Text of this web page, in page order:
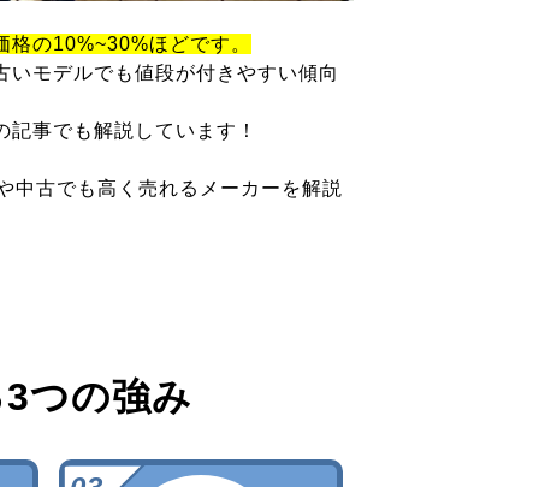
格の10%~30%ほどです。
モデルでも値段が付きやすい傾向
事でも解説しています！
中古でも高く売れるメーカーを解説
3つの強み